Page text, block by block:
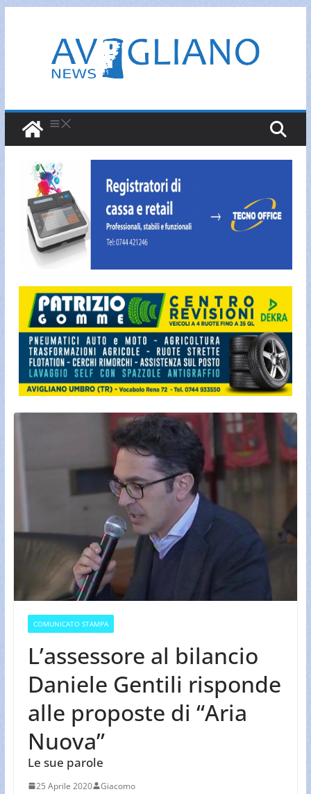
contenuto
COMUNICATO STAMPA
L’assessore al bilancio
Daniele Gentili risponde
alle proposte di “Aria
Nuova”
Le sue parole
25 Aprile 2020 Giacomo